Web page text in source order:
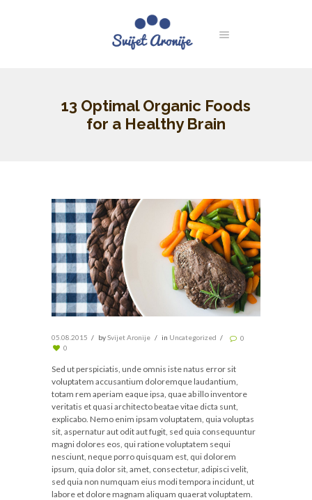
13 Optimal Organic Foods
for a Healthy Brain
05.08.2015 bySvijet Aronije in Uncategorized
0
0
Sed ut perspiciatis, unde omnis iste natus error sit
voluptatem accusantium doloremque laudantium,
totam rem aperiam eaque ipsa, quae ab illo inventore
veritatis et quasi architecto beatae vitae dicta sunt,
explicabo. Nemo enim ipsam voluptatem, quia voluptas
sit, aspernatur aut odit aut fugit, sed quia consequuntur
magni dolores eos, qui ratione voluptatem sequi
nesciunt, neque porro quisquam est, qui dolorem
ipsum, quia dolor sit, amet, consectetur, adipisci velit,
sed quia non numquam eius modi tempora incidunt, ut
labore et dolore magnam aliquam quaerat voluptatem.